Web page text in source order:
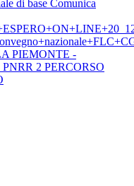
di base Comunica
PIEMONTE -
2 PERCORSO